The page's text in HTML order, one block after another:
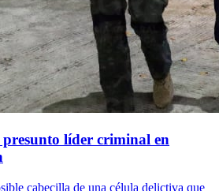
presunto líder criminal en
cabecilla de una célula delictiva que